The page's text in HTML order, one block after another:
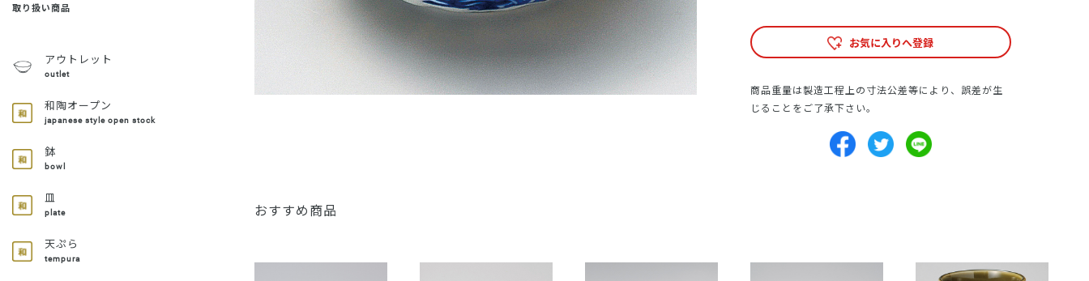
取り扱い商品
アウトレット
outlet
和陶オープン
japanese style open stock
鉢
bowl
皿
plate
天ぷら
tempura
お気に入りへ登録
商品重量は製造工程上の寸法公差等により、誤差が生
じることをご了承下さい。
おすすめ商品